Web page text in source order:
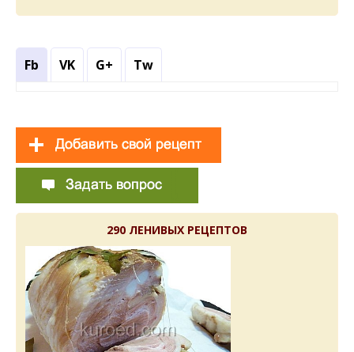
Fb VK G+ Tw
290 ЛЕНИВЫХ РЕЦЕПТОВ